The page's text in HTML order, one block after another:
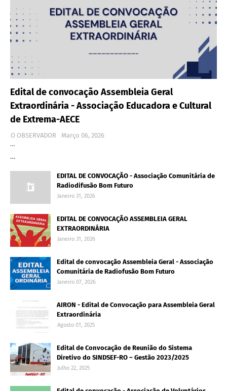
Edital de convocação Assembleia Geral
Extraordinária - Associação Educadora e Cultural
de Extrema-AECE
O OBSERVADOR
Março 06, 2026
…
…
EDITAL DE CONVOCAÇÃO - Associação Comunitária de
Radiodifusão Bom Futuro
Janeiro 31, 2026
EDITAL DE CONVOCAÇÃO ASSEMBLEIA GERAL
EXTRAORDINÁRIA
Janeiro 31, 2026
Edital de convocação Assembleia Geral - Associação
Comunitária de Radiofusão Bom Futuro
Janeiro 07, 2026
AIRON - Edital de Convocação para Assembleia Geral
Extraordinária
Agosto 01, 2025
Edital de Convocação de Reunião do Sistema
Diretivo do SINDSEF-RO – Gestão 2023/2025
Julho 22, 2025